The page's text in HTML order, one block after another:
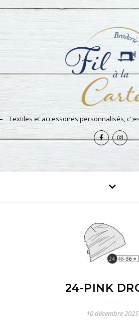
Textiles et accessoires personnalisés,
24-PINK
10 décembre 2025